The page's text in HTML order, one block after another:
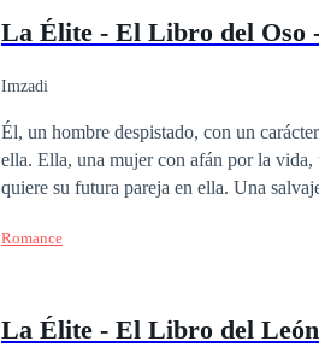
La Élite - El Libro del Oso
Imzadi
Él, un hombre despistado, con un
ella. Ella, una mujer con afán por la vida,
quiere su futura pareja en ella. Una
entre cruzan, dando a sus mundos, el
Romance
La Élite - El Libro del